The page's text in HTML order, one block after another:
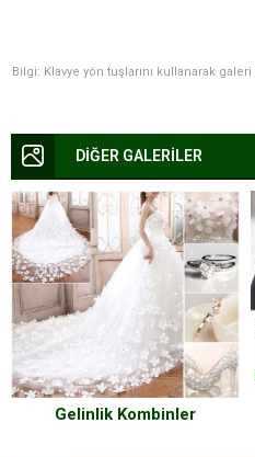
Bilgi: Klavye yön tuşlarını kullanarak
DİĞER GALERİLER
Gelinlik Kombinler